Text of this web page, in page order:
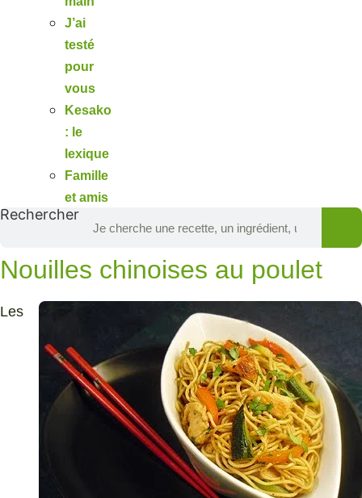
J’ai
testé
pour
vous
Kesako
: le
lexique
Famille
et amis
Rechercher
Nouilles chinoises au poulet
Les